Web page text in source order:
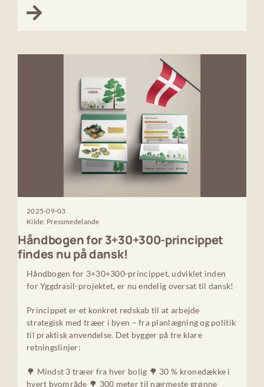
2025-09-03
Kilde: Pressmedelande
Håndbogen for 3+30+300-princippet
findes nu på dansk!
Håndbogen for 3+30+300-princippet, udviklet inden
for Yggdrasil-projektet, er nu endelig oversat til dansk!
Princippet er et konkret redskab til at arbejde
strategisk med træer i byen – fra planlægning og politik
til praktisk anvendelse. Det bygger på tre klare
retningslinjer:
🌳 Mindst 3 træer fra hver bolig 🌳 30 % kronedække i
hvert byområde 🌳 300 meter til nærmeste grønne